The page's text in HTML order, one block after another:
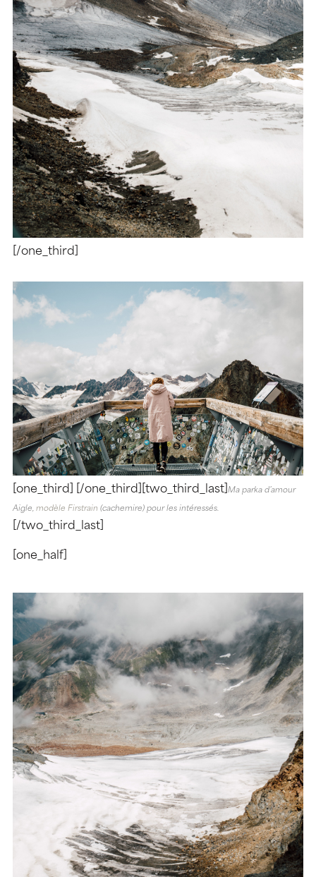
[/one_third]
[one_third] [/one_third][two_third_last] Ma parka d’amour
Aigle, modèle Firstrain (cachemire) pour les intéressés.
[/two_third_last]
[one_half]